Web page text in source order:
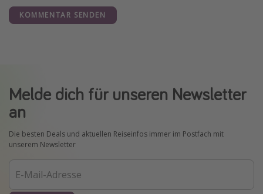
KOMMENTAR SENDEN
Melde dich für unseren Newsletter
an
Die besten Deals und aktuellen Reiseinfos immer im Postfach mit
unserem Newsletter